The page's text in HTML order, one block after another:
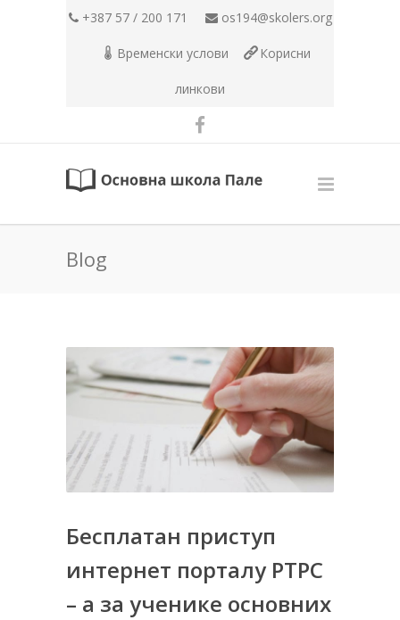
+387 57 / 200 171 os194@skolers.org
Временски услови Корисни
линкови
Blog
Бесплатан приступ
интернет порталу РТРС
– а за ученике основних